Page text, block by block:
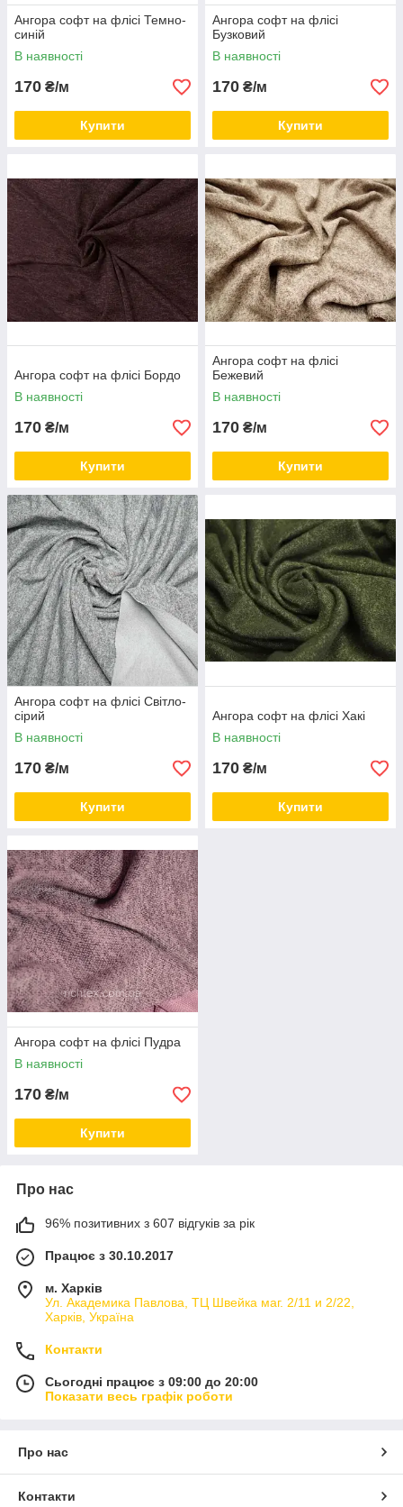
Ангора софт на флісі Темно-
синій
В наявності
170 ₴/м
Купити
Ангора софт на флісі
Бузковий
В наявності
170 ₴/м
Купити
Ангора софт на флісі Бордо
В наявності
170 ₴/м
Купити
Ангора софт на флісі
Бежевий
В наявності
170 ₴/м
Купити
Ангора софт на флісі Світло-
сірий
В наявності
170 ₴/м
Купити
Ангора софт на флісі Хакі
В наявності
170 ₴/м
Купити
Ангора софт на флісі Пудра
В наявності
170 ₴/м
Купити
Про нас
96% позитивних з 607 відгуків за рік
Працює з 30.10.2017
м. Харків
Ул. Академика Павлова, ТЦ Швейка маг. 2/11 и 2/22,
Харків, Україна
Контакти
Сьогодні працює з 09:00 до 20:00
Показати весь графік роботи
Про нас
Контакти